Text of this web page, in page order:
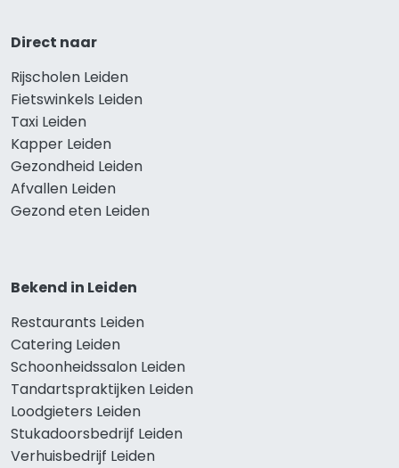
Direct naar
Rijscholen Leiden
Fietswinkels Leiden
Taxi Leiden
Kapper Leiden
Gezondheid Leiden
Afvallen Leiden
Gezond eten Leiden
Bekend in Leiden
Restaurants Leiden
Catering Leiden
Schoonheidssalon Leiden
Tandartspraktijken Leiden
Loodgieters Leiden
Stukadoorsbedrijf Leiden
Verhuisbedrijf Leiden